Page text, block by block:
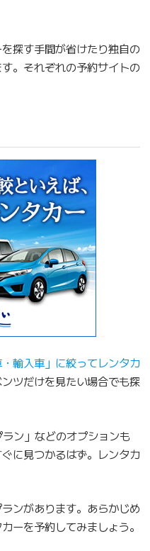
探す手間が省けたり独自の
。それぞれの予約サイトの
輸入車」に絞ってレンタカ
ツだけを見たい場合でも探
ン」などのオプションも
に見つかるはず。レンタカ
ンがあります。あらかじめ
ーを予約してみましょう。